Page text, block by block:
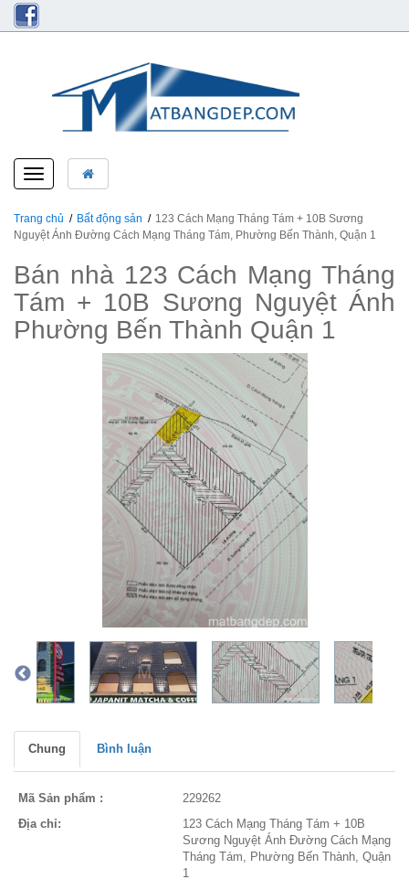
Toggle
navigation
Trang chủ Bất động sản
123 Cách Mạng Tháng Tám + 10B Sương
Nguyệt Ánh Đường Cách Mạng Tháng Tám, Phường Bến Thành, Quận 1
Bán nhà 123 Cách Mạng Tháng
Tám + 10B Sương Nguyệt Ánh
Phường Bến Thành Quận 1
Chung Bình luận
Mã Sản phẩm :
229262
Địa chỉ:
123 Cách Mạng Tháng Tám + 10B
Sương Nguyệt Ánh Đường Cách Mạng
Tháng Tám, Phường Bến Thành, Quận
1